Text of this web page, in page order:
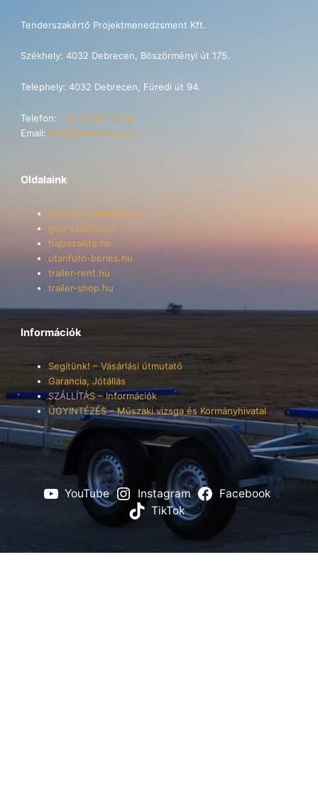
Tenderszakértő Projektmenedzsment Kft.
Székhely: 4032 Debrecen, Böszörményi út 175.
Telephely: 4032 Debrecen, Füredi út 94.
Telefon: +36 70 621 7696
Email: info@trailer-shop.hu
Oldalaink
utanfuto-alkatresz.hu
gep-szallito.hu
hajoszallito.hu
utanfuto-berles.hu
trailer-rent.hu
trailer-shop.hu
Információk
Segítünk! – Vásárlási útmutató
Garancia, Jótállás
SZÁLLÍTÁS – Információk
ÜGYINTÉZÉS – Műszaki vizsga és Kormányhivatal
YouTube Instagram
Facebook
TikTok